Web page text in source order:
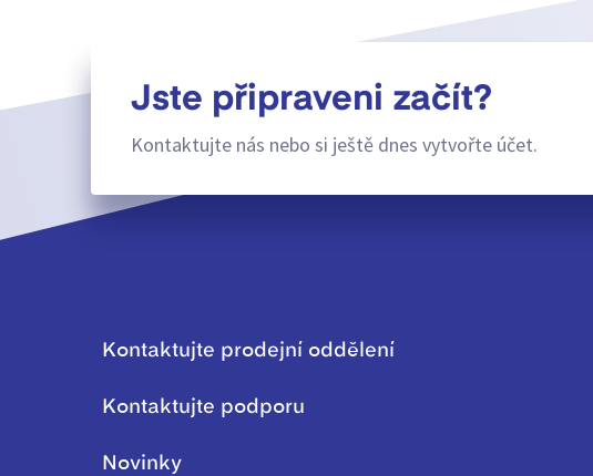
Jste připraveni začít?
Kontaktujte nás nebo si ještě dnes vytvořte účet.
Kontaktujte prodejní oddělení
Kontaktujte podporu
Novinky